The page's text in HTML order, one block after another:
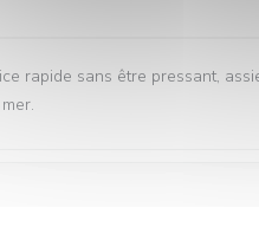
rapide sans être pressant,